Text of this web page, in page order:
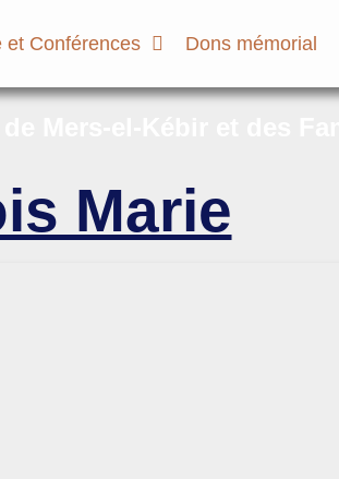
et Conférences Dons mémorial
Marie